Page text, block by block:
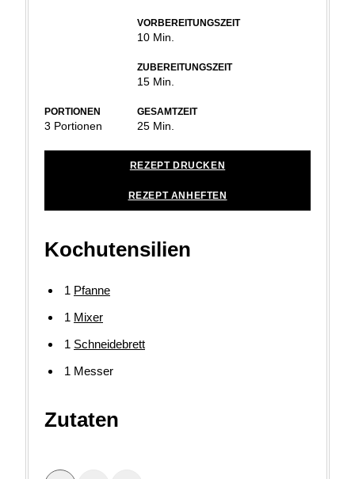
PORTIONEN
3 Portionen
VORBEREITUNGSZEIT
10Minuten
Min.
ZUBEREITUNGSZEIT
15Minuten
Min.
GESAMTZEIT
25Minuten
Min.
REZEPT DRUCKEN
REZEPT ANHEFTEN
Kochutensilien
1 Pfanne
1 Mixer
1 Schneidebrett
1 Messer
Zutaten